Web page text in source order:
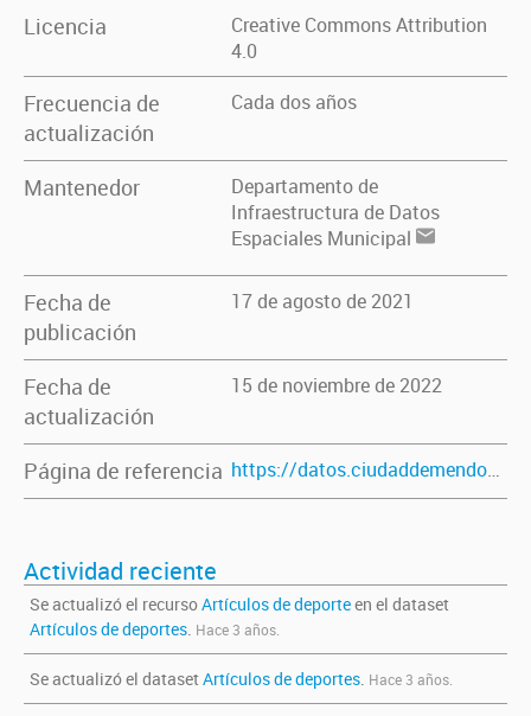
Licencia
Creative Commons Attribution
4.0
Frecuencia de
actualización
Cada dos años
Mantenedor
Departamento de
Infraestructura de Datos
Espaciales Municipal
Fecha de
publicación
17 de agosto de 2021
Fecha de
actualización
15 de noviembre de 2022
Página de referencia https://datos.ciudaddemendoza.gob.ar/dataset/articulos-de-deporte
Actividad reciente
Se actualizó el recursoArtículos de deporteen el dataset
Artículos de deportes. Hace 3 años.
Se actualizó el dataset Artículos de deportes. Hace 3 años.